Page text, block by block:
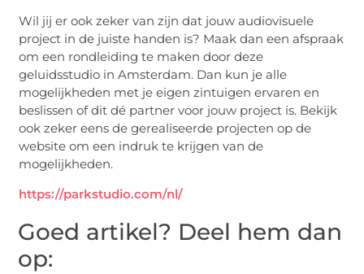
Wil jij er ook zeker van zijn dat jouw audiovisuele
project in de juiste handen is? Maak dan een afspraak
om een rondleiding te maken door deze
geluidsstudio in Amsterdam. Dan kun je alle
mogelijkheden met je eigen zintuigen ervaren en
beslissen of dit dé partner voor jouw project is. Bekijk
ook zeker eens de gerealiseerde projecten op de
website om een indruk te krijgen van de
mogelijkheden.
https://parkstudio.com/nl/
Goed artikel? Deel hem dan
op: